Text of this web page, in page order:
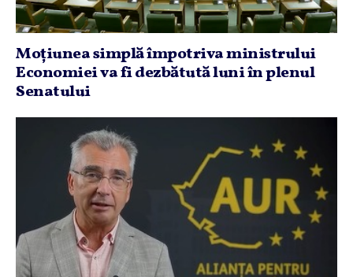
Moţiunea simplă împotriva ministrului
Economiei va fi dezbătută luni în plenul
Senatului